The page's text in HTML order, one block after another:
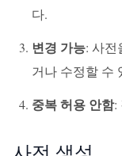
다.
변경 가능: 사전
거나 수정할 수
중복 허용 안함: